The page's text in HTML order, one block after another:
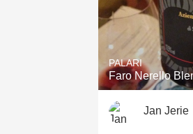
PALARI
Faro Nerello
Jan Jerie